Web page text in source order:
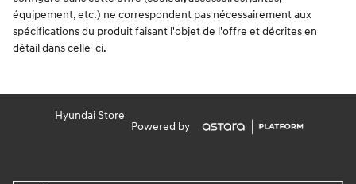
équipement, etc.) ne correspondent pas nécessairement aux
spécifications du produit faisant l'objet de l'offre et décrites en
détail dans celle-ci.
Hyundai Store
Powered by